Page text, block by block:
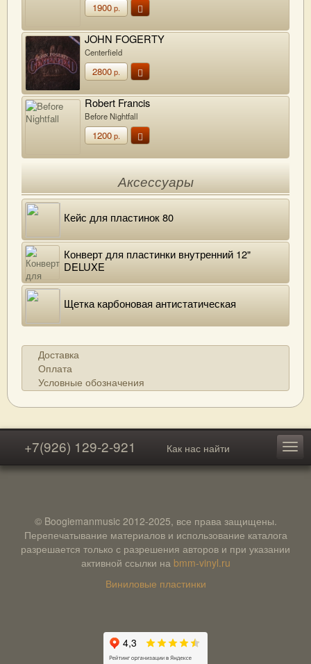
1900р.
JOHN FOGERTY
Centerfield
2800р.
Robert Francis
Before Nightfall
1200р.
Аксессуары
Кейс для пластинок 80
Конверт для пластинки внутренний 12"
DELUXE
Щетка карбоновая антистатическая
Доставка
Оплата
Условные обозначения
+7(926) 129-2-921 Как нас найти
© Boogiemanmusic 2012-2025, все права защищены.
Перепечатывание материалов и использование каталога
разрешается только с разрешения авторов и при указании
активной ссылки на bmm-vinyl.ru
Виниловые пластинки